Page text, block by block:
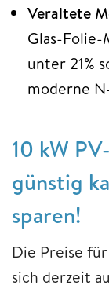
Veraltete
Glas-Folie-
unter 21%
moderne
10 kW
günstig
sparen!
Die Preise
sich derzeit